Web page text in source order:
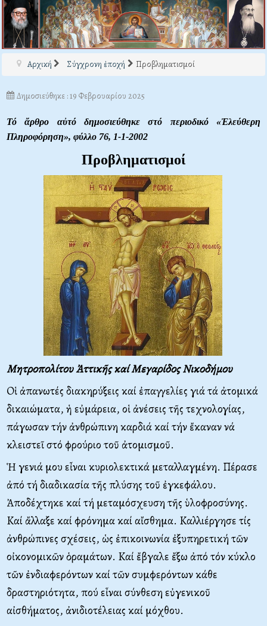
Αρχική Σύγχρονη ἐποχή Προβληματισμοί
Δημοσιεύθηκε : 19 Φεβρουαρίου 2025
Τό ἄρθρο αὐτό δημοσιεύθηκε στό περιοδικό «Ἐλεύθερη
Πληροφόρηση», φύλλο 76, 1-1-2002
Προβληματισμοί
Μητροπολίτου Ἀττικῆς καί Μεγαρίδος Νικοδήμου
Oἱ ἀπανωτές διακηρύξεις καί ἐπαγγελίες γιά τά ἀτομικά
δικαιώματα, ἡ εὐμάρεια, οἱ ἀνέσεις τῆς τεχνολογίας,
πάγωσαν τήν ἀνθρώπινη καρδιά καί τήν ἔκαναν νά
κλειστεῖ στό φρούριο τοῦ ἀτομισμοῦ.
Ἡ γενιά μου εἶναι κυριολεκτικά μεταλλαγμένη. Πέρασε
ἀπό τή διαδικασία τῆς πλύσης τοῦ ἐγκεφάλου.
Ἀποδέχτηκε καί τή μεταμόσχευση τῆς ὑλοφροσύνης.
Kαί ἄλλαξε καί φρόνημα καί αἴσθημα. Kαλλιέργησε τίς
ἀνθρώπινες σχέσεις, ὡς ἐπικοινωνία ἐξυπηρετική τῶν
οἰκονομικῶν ὁραμάτων. Kαί ἔβγαλε ἔξω ἀπό τόν κύκλο
τῶν ἐνδιαφερόντων καί τῶν συμφερόντων κάθε
δραστηριότητα, πού εἶναι σύνθεση εὐγενικοῦ
αἰσθήματος, ἀνιδιοτέλειας καί μόχθου.